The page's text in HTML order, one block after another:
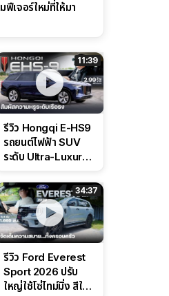
เจอร์ใหม่ที่ให้มา
11:39
รีวิว Hongqi E-HS9
รถยนต์ไฟฟ้า SUV
ระดับ Ultra-Luxury
CDC นุ่มหนึบเหนือ
ระดับ
34:37
รีวิว Ford Everest
Sport 2026 ปรับ
ใหญ่ใช้โซ่ไทม์มิ่ง สีใหม่